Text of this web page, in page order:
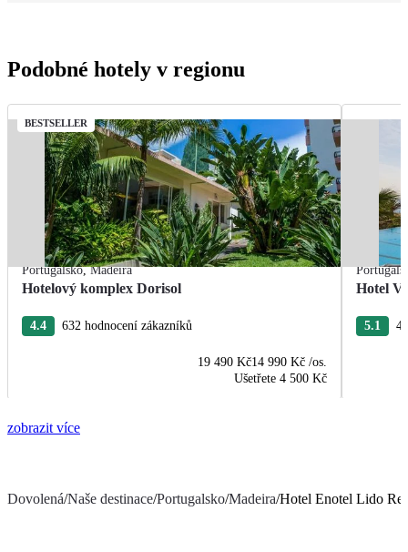
Podobné hotely v regionu
BESTSELLER
Portugalsko,Madeira
Hotelový komplex Dorisol
4.4 632 hodnocení zákazníků
19 490 Kč14 990 Kč /os.
Ušetřete 4 500 Kč
Hotel
5.1
zobrazit více
Dovolená/Naše destinace/Portugalsko/Madeira/Hotel Enotel Lido